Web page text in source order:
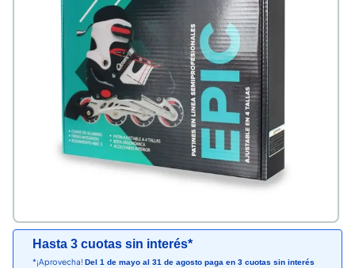
Hasta 3 cuotas sin interés*
*¡Aprovecha! Del 1 de mayo al 31 de agosto paga en 3 cuotas sin interés